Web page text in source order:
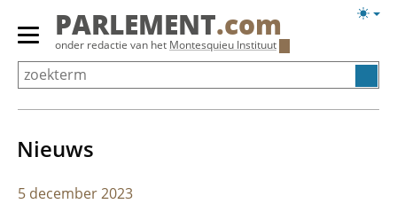
Overslaan
Primair
menu
tonen/verbergen
PARLEMENT.com
onder redactie van het Montesquieu Instituut
Nieuws
5 december 2023